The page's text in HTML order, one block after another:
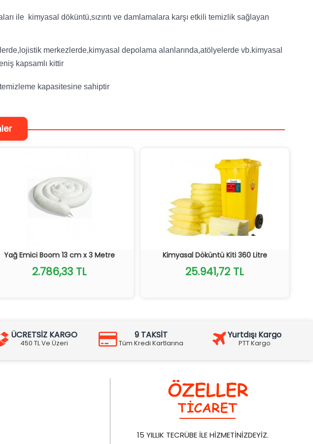
ile kimyasal döküntü,sızıntı ve damlamalara karşı etkili temizlik sağlayan
merkezlerde,kimyasal depolama alanlarında,atölyelerde vb.kimyasal
kapsamlı kittir
kapasitesine sahiptir
Yağ Emici Boom 13 cm x 3 Metre
2.786,33 TL
Kimyasal Döküntü Kiti 360 Litre
25.941,72 TL
ÜCRETSİZ KARGO
450 TL Ve Üzeri
9 TAKSİT
Tüm Kredi Kartlarına
Yurtdışı Kargo
PTT Kargo
15 YILLIK TECRÜBE İLE HİZMETİNİZDEYİZ.